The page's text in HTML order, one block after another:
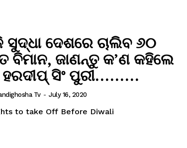
ସୁଦ୍ଧା ଦେଶରେ ଚାଲିବ ୬୦
ବିମାନ, ଜାଣନ୍ତୁ କ’ଣ କହିଲେ
ହରଦୀପ୍ ସିଂ ପୁରୀ………
Tv - July 16, 2020
to take Off Before Diwali